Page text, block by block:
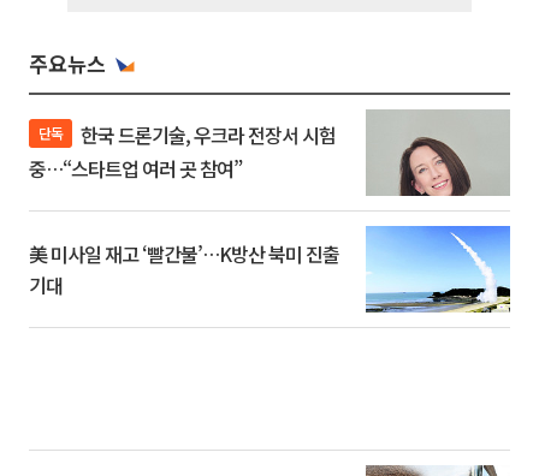
주요뉴스
단독
중…“스타트업 여러 곳 참여”
美 미사일 재고 ‘빨간불’…K방산 북미 진출
기대